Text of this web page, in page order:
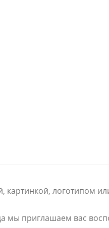
логотипом
мы приглашаем вас